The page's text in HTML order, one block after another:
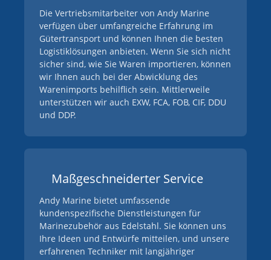
Die Vertriebsmitarbeiter von Andy Marine
verfügen über umfangreiche Erfahrung im
Gütertransport und können Ihnen die besten
Logistiklösungen anbieten. Wenn Sie sich nicht
sicher sind, wie Sie Waren importieren, können
wir Ihnen auch bei der Abwicklung des
Warenimports behilflich sein. Mittlerweile
unterstützen wir auch EXW, FCA, FOB, CIF, DDU
und DDP.
Maßgeschneiderter Service
Andy Marine bietet umfassende
kundenspezifische Dienstleistungen für
Marinezubehör aus Edelstahl. Sie können uns
Ihre Ideen und Entwürfe mitteilen, und unsere
erfahrenen Techniker mit langjähriger